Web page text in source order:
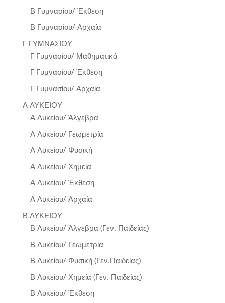
Β Γυμνασίου/ Έκθεση
Β Γυμνασίου/ Αρχαία
Γ ΓΥΜΝΑΣΙΟΥ
Γ Γυμνασίου/ Μαθηματικά
Γ Γυμνασίου/ Έκθεση
Γ Γυμνασίου/ Αρχαία
Α ΛΥΚΕΙΟΥ
Α Λυκείου/ Άλγεβρα
Α Λυκείου/ Γεωμετρία
Α Λυκείου/ Φυσική
Α Λυκείου/ Χημεία
Α Λυκείου/ Έκθεση
Α Λυκείου/ Αρχαία
Β ΛΥΚΕΙΟΥ
Β Λυκείου/ Άλγεβρα (Γεν. Παιδείας)
Β Λυκείου/ Γεωμετρία
Β Λυκείου/ Φυσική (Γεν.Παιδείας)
Β Λυκείου/ Χημεία (Γεν. Παιδείας)
Β Λυκείου/ Έκθεση